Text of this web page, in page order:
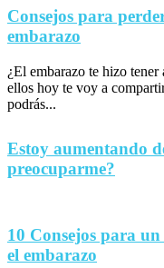
Consejos para
embarazo
¿El embarazo te hizo
ellos hoy te voy a
podrás...
Estoy aumentando
preocuparme?
10 Consejos para
el embarazo